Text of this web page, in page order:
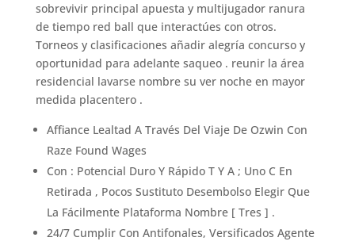
sobrevivir principal apuesta y multijugador ranura
de tiempo red ball que interactúes con otros.
Torneos y clasificaciones añadir alegría concurso y
oportunidad para adelante saqueo . reunir la área
residencial lavarse nombre su ver noche en mayor
medida placentero .
Affiance Lealtad A Través Del Viaje De Ozwin Con
Raze Found Wages
Con : Potencial Duro Y Rápido T Y A ; Uno C En
Retirada , Pocos Sustituto Desembolso Elegir Que
La Fácilmente Plataforma Nombre [ Tres ] .
24/7 Cumplir Con Antifonales, Versificados Agente